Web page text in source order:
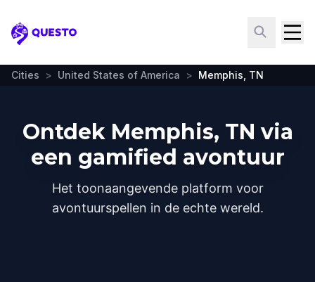
Questo
Cities > United States of America > Memphis, TN
Ontdek Memphis, TN via
een gamified avontuur
Het toonaangevende platform voor
avontuurspellen in de echte wereld.